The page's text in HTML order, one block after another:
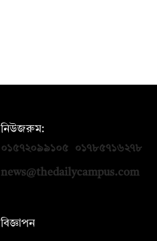
নিউজরুম:
০১৫৭২০৯৯১০৫
০১৭৮৫৭১৬২৭৮
news@thedailycampus.com
বিজ্ঞাপন